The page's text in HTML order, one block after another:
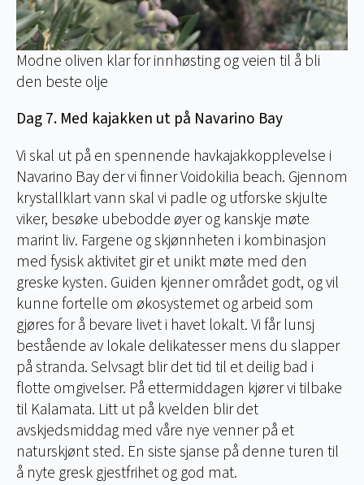
Modne oliven klar for innhøsting og veien til å bli
den beste olje
Dag 7. Med kajakken ut på Navarino Bay
Vi skal ut på en spennende havkajakkopplevelse i
Navarino Bay der vi finner Voidokilia beach. Gjennom
krystallklart vann skal vi padle og utforske skjulte
viker, besøke ubebodde øyer og kanskje møte
marint liv. Fargene og skjønnheten i kombinasjon
med fysisk aktivitet gir et unikt møte med den
greske kysten. Guiden kjenner området godt, og vil
kunne fortelle om økosystemet og arbeid som
gjøres for å bevare livet i havet lokalt. Vi får lunsj
bestående av lokale delikatesser mens du slapper
på stranda. Selvsagt blir det tid til et deilig bad i
flotte omgivelser. På ettermiddagen kjører vi tilbake
til Kalamata. Litt ut på kvelden blir det
avskjedsmiddag med våre nye venner på et
naturskjønt sted. En siste sjanse på denne turen til
å nyte gresk gjestfrihet og god mat.